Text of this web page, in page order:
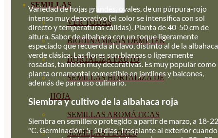
SEMILLAS
VER TODAS
BIODINÁMICAS DEMETER
HORTALIZA FRUTO
SEMILLAS HORTALIZA DE
HOJA
SEMILLAS AROMÁTICAS
SEMILLAS FLORES
Variedad de hojas grandes, ovales, de un púrpura-rojo
intenso muy decorativo (el color se intensifica con sol
directo y temperaturas cálidas). Planta de 40-50 cm de
altura. Sabor de albahaca con un toque ligeramente
especiado que recuerda al clavo, distinto al de la albahaca
verde clásica. Las flores son blancas o ligeramente
rosadas, también muy decorativas. Es muy popular como
planta ornamental comestible en jardines y balcones,
además de para uso culinario.
Siembra y cultivo de la albahaca roja
Siembra en semillero protegido a partir de marzo, a 18-22
°C. Germinación: 5-10 días. Trasplante al exterior cuando